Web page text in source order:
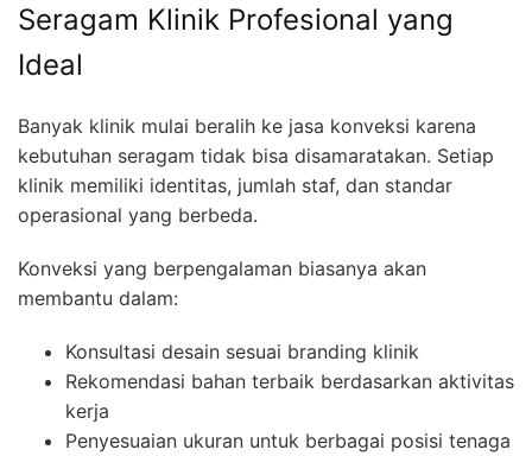
Seragam Klinik Profesional yang
Ideal
Banyak klinik mulai beralih ke jasa konveksi karena
kebutuhan seragam tidak bisa disamaratakan. Setiap
klinik memiliki identitas, jumlah staf, dan standar
operasional yang berbeda.
Konveksi yang berpengalaman biasanya akan
membantu dalam:
Konsultasi desain sesuai branding klinik
Rekomendasi bahan terbaik berdasarkan aktivitas
kerja
Penyesuaian ukuran untuk berbagai posisi tenaga